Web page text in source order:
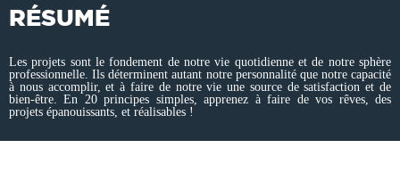
RÉSUMÉ
Les projets sont le fondement de notre vie quotidienne et de notre sphère
professionnelle. Ils déterminent autant notre personnalité que notre capacité
à nous accomplir, et à faire de notre vie une source de satisfaction et de
bien-être. En 20 principes simples, apprenez à faire de vos rêves, des
projets épanouissants, et réalisables !